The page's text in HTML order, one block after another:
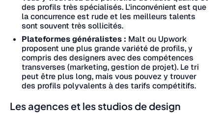
des profils très spécialisés. L'inconvénient est que
la concurrence est rude et les meilleurs talents
sont souvent très sollicités.
Plateformes généralistes : Malt ou Upwork
proposent une plus grande variété de profils, y
compris des designers avec des compétences
transverses (marketing, gestion de projet). Le tri
peut être plus long, mais vous pouvez y trouver
des profils polyvalents à des tarifs compétitifs.
Les agences et les studios de design